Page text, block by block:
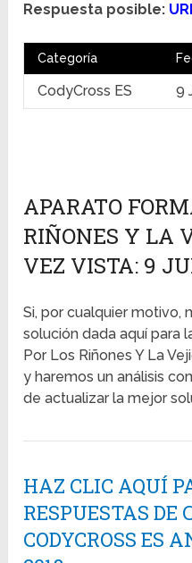
Respuesta posible:
Categoría
CodyCross ES 9
APARATO
RIÑONES Y LA
VEZ VISTA: 9
Si, por cualquier motivo,
solución dada aquí para
Por Los Riñones Y La
y haremos un análisis
de actualizar la mejor
HAZ CLIC AQUÍ
RESPUESTAS DE
CODYCROSS ES